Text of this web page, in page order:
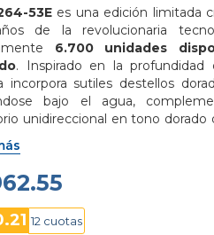
53E es una edición limitada
de la revolucionaria
6.700 unidades
. Inspirado en la profundidad
incorpora sutiles destellos
bajo el agua,
unidireccional en tono dorado
Su caja de acero inoxidable
Eco-Drive E168, capaz de
completa utilizando
la necesidad de
con tratamiento antirreflejo
agujas e índices
12 cuotas